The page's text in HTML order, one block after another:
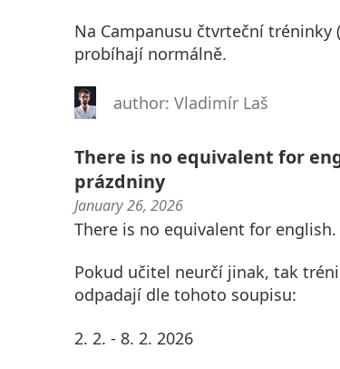
Na Campanusu čtvrteční tréninky
probíhají normálně.
author: Vladimír Laš
There is no equivalent for
prázdniny
January 26, 2026
There is no equivalent for english.
Pokud učitel neurčí jinak, tak
odpadají dle tohoto soupisu:
2. 2. - 8. 2. 2026